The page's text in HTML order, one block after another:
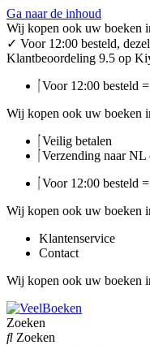
Ga naar de inhoud
Wij kopen ook uw boeken
✓ Voor 12:00 besteld,
Klantbeoordeling 9.5 op
Voor 12:00 besteld
Wij kopen ook uw boeken
Veilig betalen
Verzending naar NL
Voor 12:00 besteld
Wij kopen ook uw boeken
Klantenservice
Contact
Wij kopen ook uw boeken
Zoeken
Zoeken